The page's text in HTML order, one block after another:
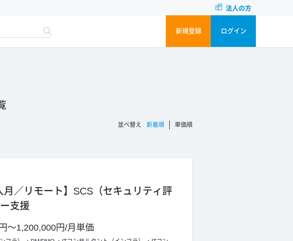
法人の方
新規登録 ログイン
並ベ替え 新着順 単価順
月／リモート】SCS（セキュリティ評
支援
～1,200,000円/月単価